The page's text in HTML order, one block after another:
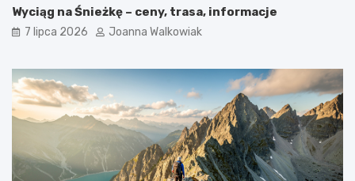
Wyciąg na Śnieżkę – ceny, trasa, informacje
7 lipca 2026 Joanna Walkowiak